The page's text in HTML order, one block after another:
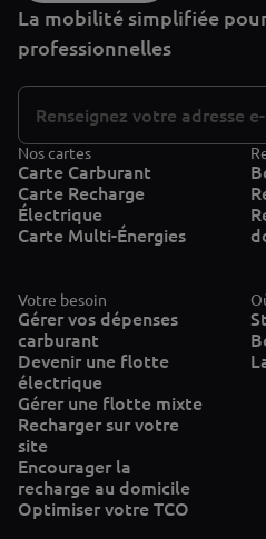
La mobilité simplifiée
professionnelles
Nos cartes
Carte Carburant
Carte Recharge
Électrique
Carte Multi-Énergies
Votre besoin
Gérer vos dépenses
carburant
Devenir une flotte
électrique
Gérer une flotte mixte
Recharger sur votre
site
Encourager la
recharge au domicile
Optimiser votre TCO